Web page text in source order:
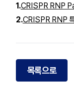
1.CRISPR RNP
2.CRISPR RNP
목록으로